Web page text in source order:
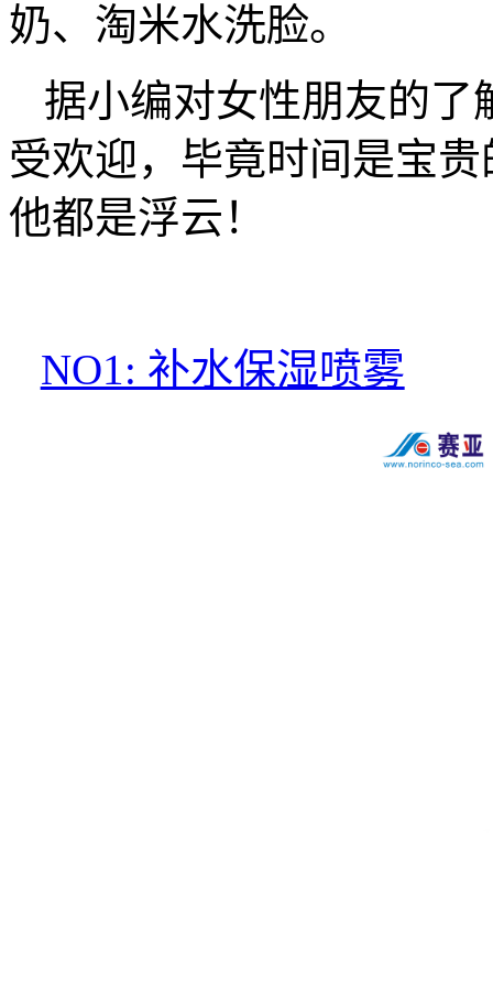
奶、淘米水洗脸。
据小编对女性朋友的了
受欢迎，毕竟时间是宝
他都是浮云！
NO1: 补水保湿喷雾